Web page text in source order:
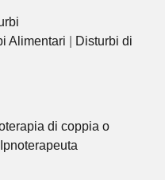
Alimentari
Disturbi di
di coppia o
Ipnoterapeuta